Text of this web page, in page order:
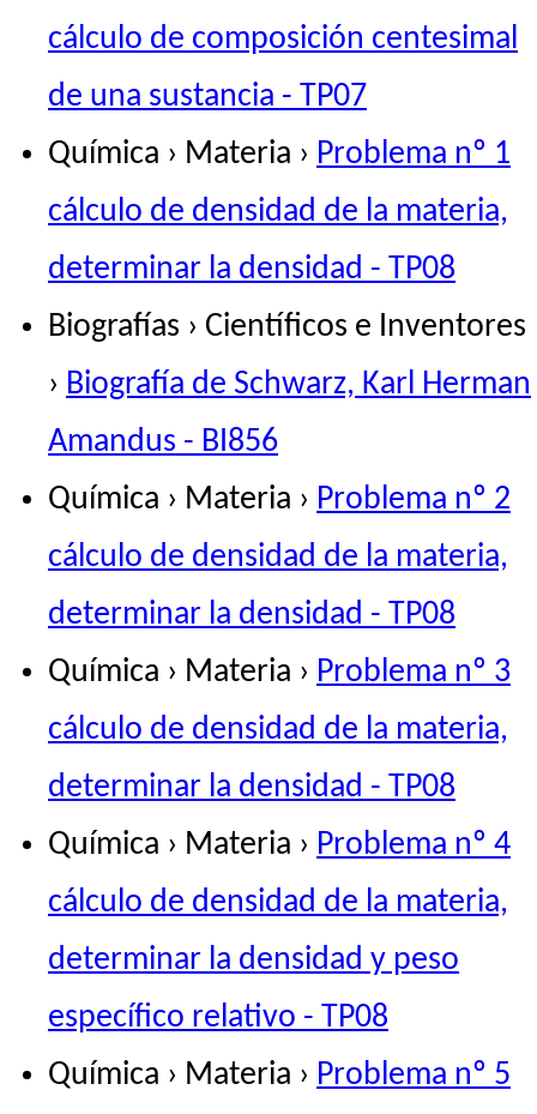
cálculo de composición centesimal
de una sustancia - TP07
Química › Materia › Problema nº 1
cálculo de densidad de la materia,
determinar la densidad - TP08
Biografías › Científicos e Inventores
› Biografía de Schwarz, Karl Herman
Amandus - BI856
Química › Materia › Problema nº 2
cálculo de densidad de la materia,
determinar la densidad - TP08
Química › Materia › Problema nº 3
cálculo de densidad de la materia,
determinar la densidad - TP08
Química › Materia › Problema nº 4
cálculo de densidad de la materia,
determinar la densidad y peso
específico relativo - TP08
Química › Materia › Problema nº 5